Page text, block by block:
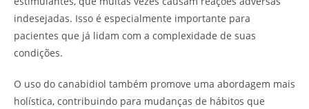
indesejadas. Isso é especialmente importante para
pacientes que já lidam com a complexidade de suas
condições.
O uso do canabidiol também promove uma abordagem mais
holística, contribuindo para mudanças de hábitos que